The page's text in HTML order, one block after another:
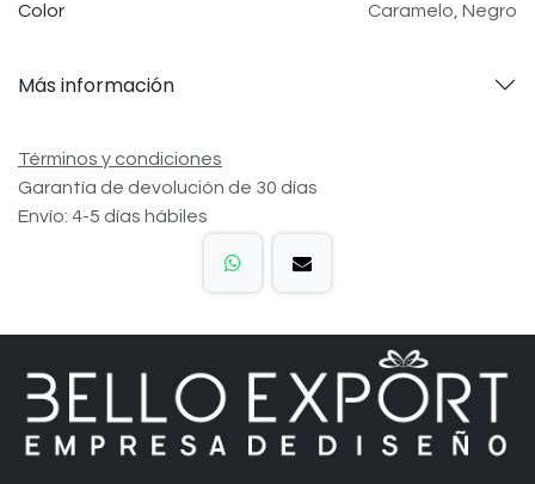
Color Caramelo Negro
Más información
Términos y condiciones
Garantía de devolución de 30 días
Envío: 4-5 días hábiles